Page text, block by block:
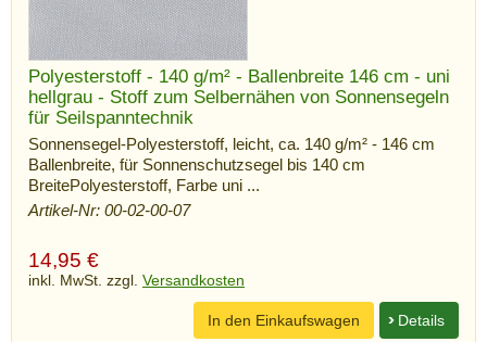
Polyesterstoff - 140 g/m² - Ballenbreite 146 cm - uni
hellgrau - Stoff zum Selbernähen von Sonnensegeln
für Seilspanntechnik
Sonnensegel-Polyesterstoff, leicht, ca. 140 g/m² - 146 cm
Ballenbreite, für Sonnenschutzsegel bis 140 cm
BreitePolyesterstoff, Farbe uni ...
Artikel-Nr: 00-02-00-07
14,95 €
inkl. MwSt. zzgl. Versandkosten
Details
In den Einkaufswagen